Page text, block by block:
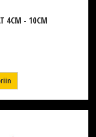
4CM - 10CM